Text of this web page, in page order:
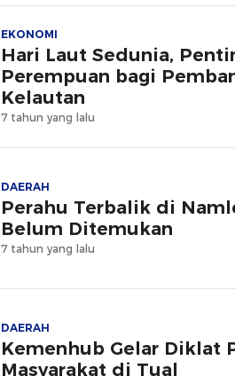
EKONOMI
Hari Laut Sedunia,
Perempuan bagi
Kelautan
7 tahun yang lalu
DAERAH
Perahu Terbalik di
Belum Ditemukan
7 tahun yang lalu
DAERAH
Kemenhub Gelar Diklat
Masyarakat di Tual